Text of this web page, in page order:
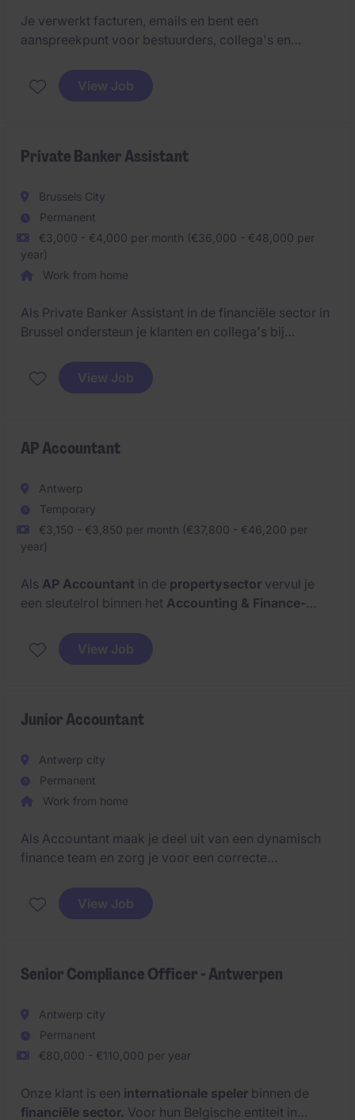
Je verwerkt facturen, emails en bent een
aanspreekpunt voor bestuurders, collega's en
View Job
Private Banker Assistant
Brussels City
Permanent
€3,000 - €4,000 per month (€36,000 - €48,000 per
year)
Work from home
Als Private Banker Assistant in de financiële sector in
Brussel ondersteun je klanten en collega's bij
voor een vlotte administratieve opvolging en helpt bij
het beheren van klantendossiers.
View Job
AP Accountant
Antwerp
Temporary
€3,150 - €3,850 per month (€37,800 - €46,200 per
year)
Als AP Accountant in de propertysector vervul je
een sleutelrol binnen het Accounting & Finance-
van financiële gegevens en draagt actief bij aan een
efficiënte en correcte uitvoering van de
View Job
Junior Accountant
Antwerp city
Permanent
Work from home
Als Accountant maak je deel uit van een dynamisch
finance team en zorg je voor een correcte
kans om snel bij te leren en betrokken te zijn bij
afsluitingen en rapporteringen.
View Job
Senior Compliance Officer - Antwerpen
Antwerp city
Permanent
€80,000 - €110,000 per year
Onze klant is een internationale speler binnen de
financiële sector. Voor hun Belgische entiteit in